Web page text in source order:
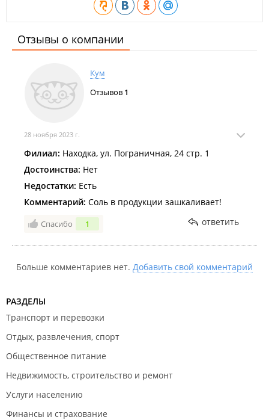
Отзывы о компании
Кум
Отзывов 1
28 ноября 2023 г.
Филиал: Находка, ул. Пограничная, 24 стр. 1
Достоинства: Нет
Недостатки: Есть
Комментарий: Соль в продукции зашкаливает!
Спасибо 1 ответить
Больше комментариев нет. Добавить свой комментарий
РАЗДЕЛЫ
Транспорт и перевозки
Отдых, развлечения, спорт
Общественное питание
Недвижимость, строительство и ремонт
Услуги населению
Финансы и страхование